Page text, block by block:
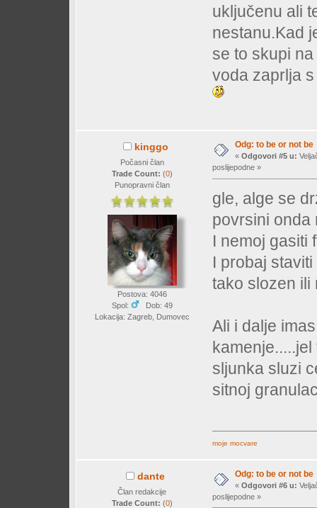
uključenu ali
nestanu.Kad
se to skupi
voda zaprlja
kinggo
Počasni član
Trade Count: (0)
Punopravni član
Postova: 4046
Spol:
Dob: 49
Lokacija: Zagreb, Dumovec
Odg: to be or not be
« Odgovori #5 u:
poslijepodne »
gle, alge se
povrsini onda
I nemoj gasiti
I probaj
tako slozen ili
Ali i dalje
sljunka sluzi
sitnoj
moje mocvare
dante
Član redakcije
Trade Count: (0)
Odg: to be or not be
« Odgovori #6 u:
poslijepodne »